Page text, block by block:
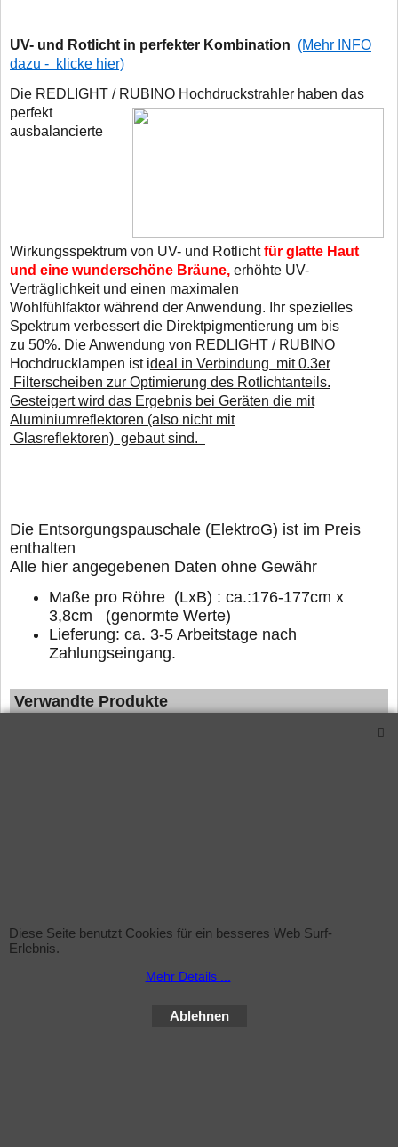
UV- und Rotlicht in perfekter Kombination (Mehr INFO
dazu - klicke hier)
Die REDLIGHT / RUBINO Hochdruckstrahler haben das
perfekt
ausbalancierte
Wirkungsspektrum von UV- und Rotlichtfür glatte Haut
und eine wunderschöne Bräune, erhöhte UV-
Verträglichkeit und einen maximalen
Wohlfühlfaktor während der Anwendung. Ihr spezielles
Spektrum verbessert die Direktpigmentierung um bis
zu 50%. Die Anwendung von REDLIGHT / RUBINO
Hochdrucklampen ist ideal in Verbindung mit 0.3er
Filterscheiben zur Optimierung des Rotlichtanteils.
Gesteigert wird das Ergebnis bei Geräten die mit
Aluminiumreflektoren (also nicht mit
Glasreflektoren) gebaut sind.
Die Entsorgungspauschale (ElektroG) ist im Preis
enthalten
Alle hier angegebenen Daten ohne Gewähr
Maße pro Röhre (LxB) : ca.:176-177cm x
3,8cm (genormte Werte)
Lieferung: ca. 3-5 Arbeitstage nach
Zahlungseingang.
Verwandte Produkte
zzgl. Versand
Diese Seite benutzt Cookies für ein besseres Web Surf-
Erlebnis.
Mehr Details ...
Ablehnen